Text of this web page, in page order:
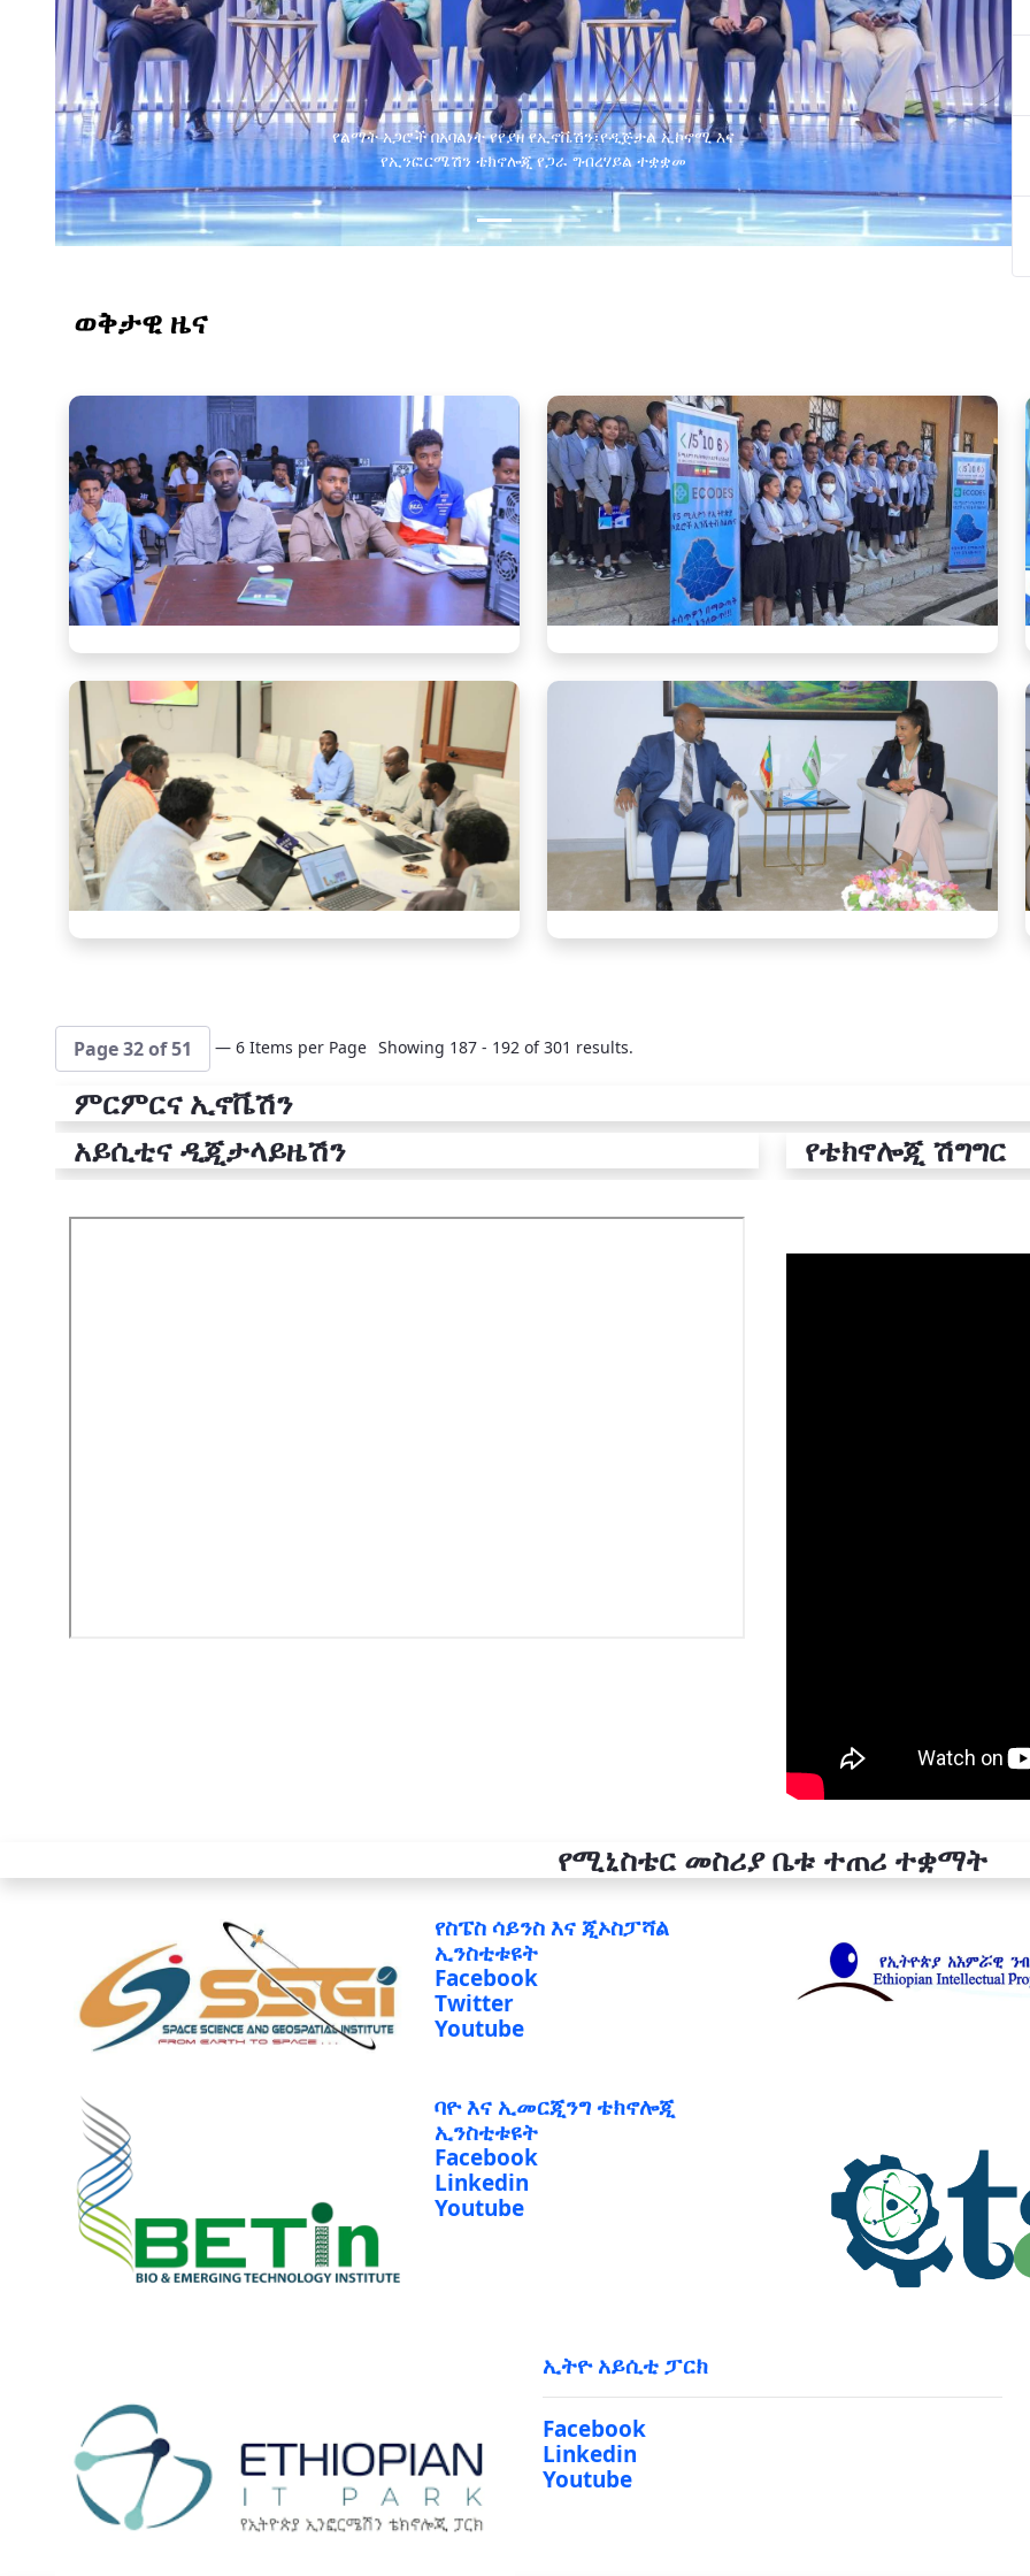
የልማት አጋሮች በአባልነት የየያዘ የኢኖቬሽን፣የዲጅታል ኢኮኖሚ እና
የኢንፎርሜሽን ቴክኖሎጂ የጋራ ግብረሃይል ተቋቋመ
ወቅታዊ ዜና
Page 32 of 51 — 6 Items per Page Showing 187 - 192 of 301 results.
ምርምርና ኢኖቬሽን
አይሲቲና ዲጂታላይዜሽን
የቴክኖሎጂ ሽግግር
የሚኒስቴር መስሪያ ቤቱ ተጠሪ ተቋማት
የስፔስ ሳይንስ እና ጂኦስፓሻል
ኢንስቲቱዩት
Facebook
Twitter
Youtube
ባዮ እና ኢመርጂንግ ቴክኖሎጂ
ኢንስቲቱዩት
Facebook
Linkedin
Youtube
ኢትዮ አይሲቲ ፓርክ
Facebook
Linkedin
Youtube